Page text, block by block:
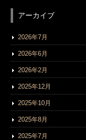
アーカイブ
2026年7月
2026年6月
2026年2月
2025年12月
2025年10月
2025年8月
2025年7月